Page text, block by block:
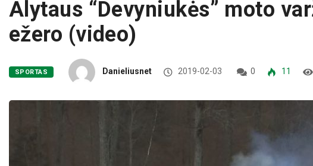
Alytaus “Devyniukės” moto
ežero (video)
SPORTAS Danieliusnet 2019-02-03 0 11